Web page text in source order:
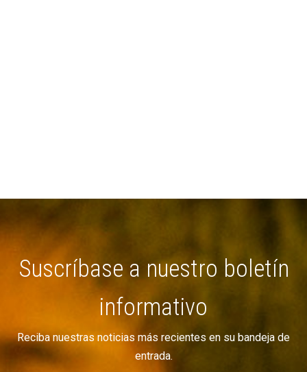
Suscríbase a nuestro boletín
informativo
Reciba nuestras noticias más recientes en su bandeja de
entrada.